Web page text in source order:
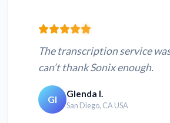
The transcription service
can’t thank Sonix enough.
GI Glenda I.
San Diego, CA USA